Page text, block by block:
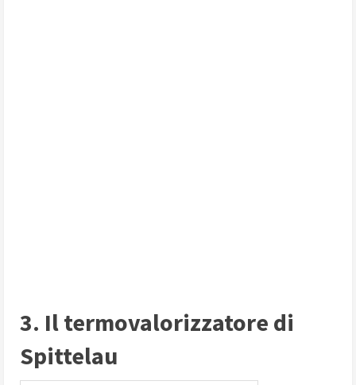
3. Il termovalorizzatore di
Spittelau